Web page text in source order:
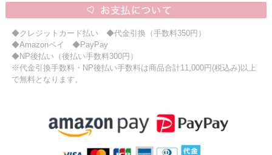
◆クレジットカード払い ◆代金引換（手数料350円）
◆Amazonペイ ◆PayPay
◆NP後払い（後払い手数料300円）
※代金引換手数料・NP後払い手数料は商品合計11,000円(税込み)以上
で無料となります。